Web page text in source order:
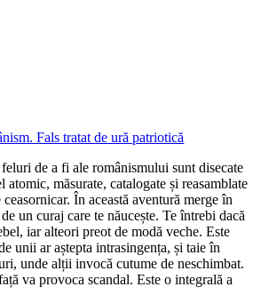
Fals tratat de ură patriotică
de a fi ale românismului sunt disecate
atomic, măsurate, catalogate și reasamblate
În această aventură merge în
un curaj care te năucește. Te întrebi dacă
iar alteori preot de modă veche. Este
unii ar aștepta intrasingența, și taie în
unde alții invocă cutume de neschimbat.
va provoca scandal. Este o integrală a